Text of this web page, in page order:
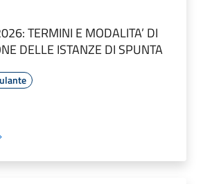
TERMINI E MODALITA’ DI
DELLE ISTANZE DI SPUNTA